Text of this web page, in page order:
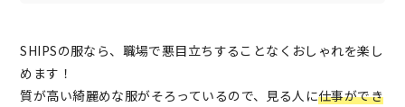
SHIPSの服なら、職場で悪目立ちすることなくおしゃれを楽し
めます！
質が高い綺麗めな服がそろっているので、見る人に仕事ができ